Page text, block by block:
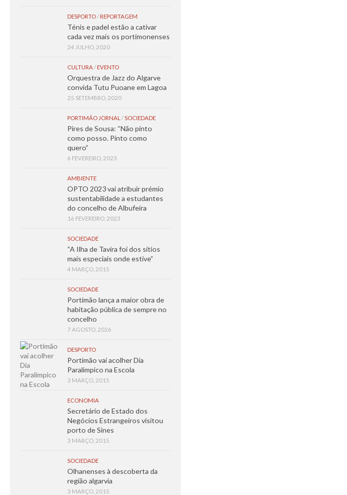
DESPORTO/ REPORTAGEM
Ténis e padel estão a cativar
cada vez mais os portimonenses
24 JULHO, 2020
CULTURA/ EVENTO
Orquestra de Jazz do Algarve
convida Tutu Puoane em Lagoa
25 SETEMBRO, 2020
PORTIMÃO JORNAL /SOCIEDADE
Pires de Sousa: “Não pinto
como posso. Pinto como
quero”
6 FEVEREIRO, 2023
AMBIENTE
OPTO 2023 vai atribuir prémio
sustentabilidade a estudantes
do concelho de Albufeira
16 FEVEREIRO, 2023
SOCIEDADE
“A Ilha de Tavira foi dos sítios
mais especiais onde estive”
4 MARÇO, 2015
SOCIEDADE
Portimão lança a maior obra de
habitação pública de sempre no
concelho
7 AGOSTO, 2026
DESPORTO
Portimão vai acolher Dia
Paralímpico na Escola
3 MARÇO, 2015
ECONOMIA
Secretário de Estado dos
Negócios Estrangeiros visitou
porto de Sines
3 MARÇO, 2015
SOCIEDADE
Olhanenses à descoberta da
região algarvia
3 MARÇO, 2015